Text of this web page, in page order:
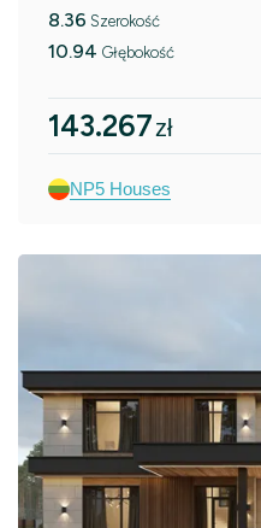
8.36 Szerokość
10.94 Głębokość
143.267zł
NP5 Houses